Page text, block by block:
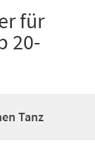
für
20-
Tanz